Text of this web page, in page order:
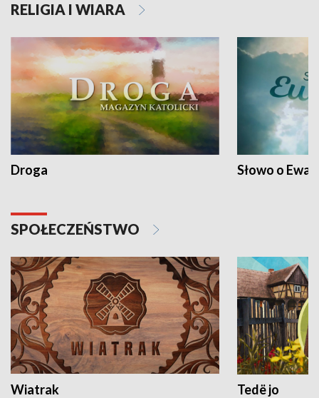
RELIGIA I WIARA
Droga Słowo o
SPOŁECZEŃSTWO
Wiatrak Tedë jo